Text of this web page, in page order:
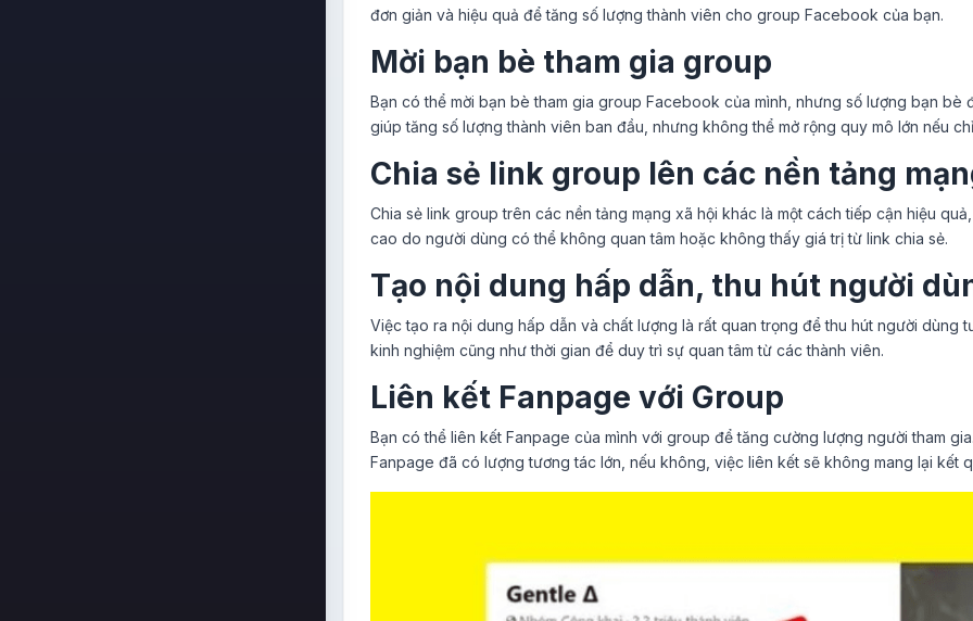
đơn giản và hiệu quả để tăng số lượng thành viên cho group Facebook của bạn.
Mời bạn bè tham gia group
Bạn có thể mời bạn bè tham gia group Facebook của mình, nhưng số lượng bạn
giúp tăng số lượng thành viên ban đầu, nhưng không thể mở rộng quy mô lớn nếu
Chia sẻ link group lên các nền tảng
Chia sẻ link group trên các nền tảng mạng xã hội khác là một cách tiếp cận hiệu
cao do người dùng có thể không quan tâm hoặc không thấy giá trị từ link chia sẻ.
Tạo nội dung hấp dẫn, thu hút người
Việc tạo ra nội dung hấp dẫn và chất lượng là rất quan trọng để thu hút người dùng
kinh nghiệm cũng như thời gian để duy trì sự quan tâm từ các thành viên.
Liên kết Fanpage với Group
Bạn có thể liên kết Fanpage của mình với group để tăng cường lượng người tham
Fanpage đã có lượng tương tác lớn, nếu không, việc liên kết sẽ không mang lại kết